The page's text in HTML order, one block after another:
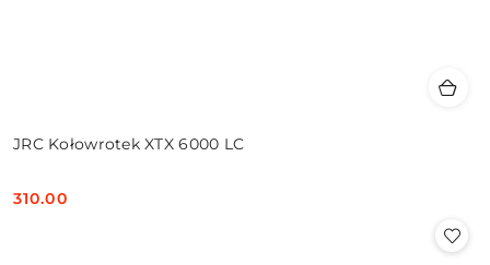
JRC Kołowrotek XTX 6000 LC
Cena:
310.00